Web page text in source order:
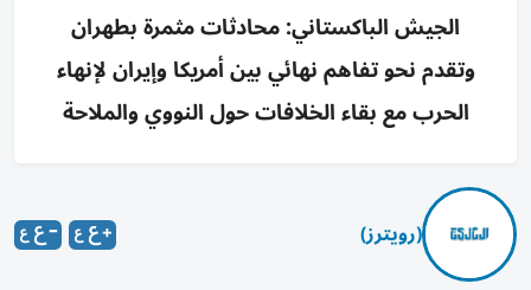
الجيش الباكستاني: محادثات مثمرة بطهران
وتقدم نحو تفاهم نهائي بين أمريكا وإيران لإنهاء
الحرب مع بقاء الخلافات حول النووي والملاحة
(رويترز)